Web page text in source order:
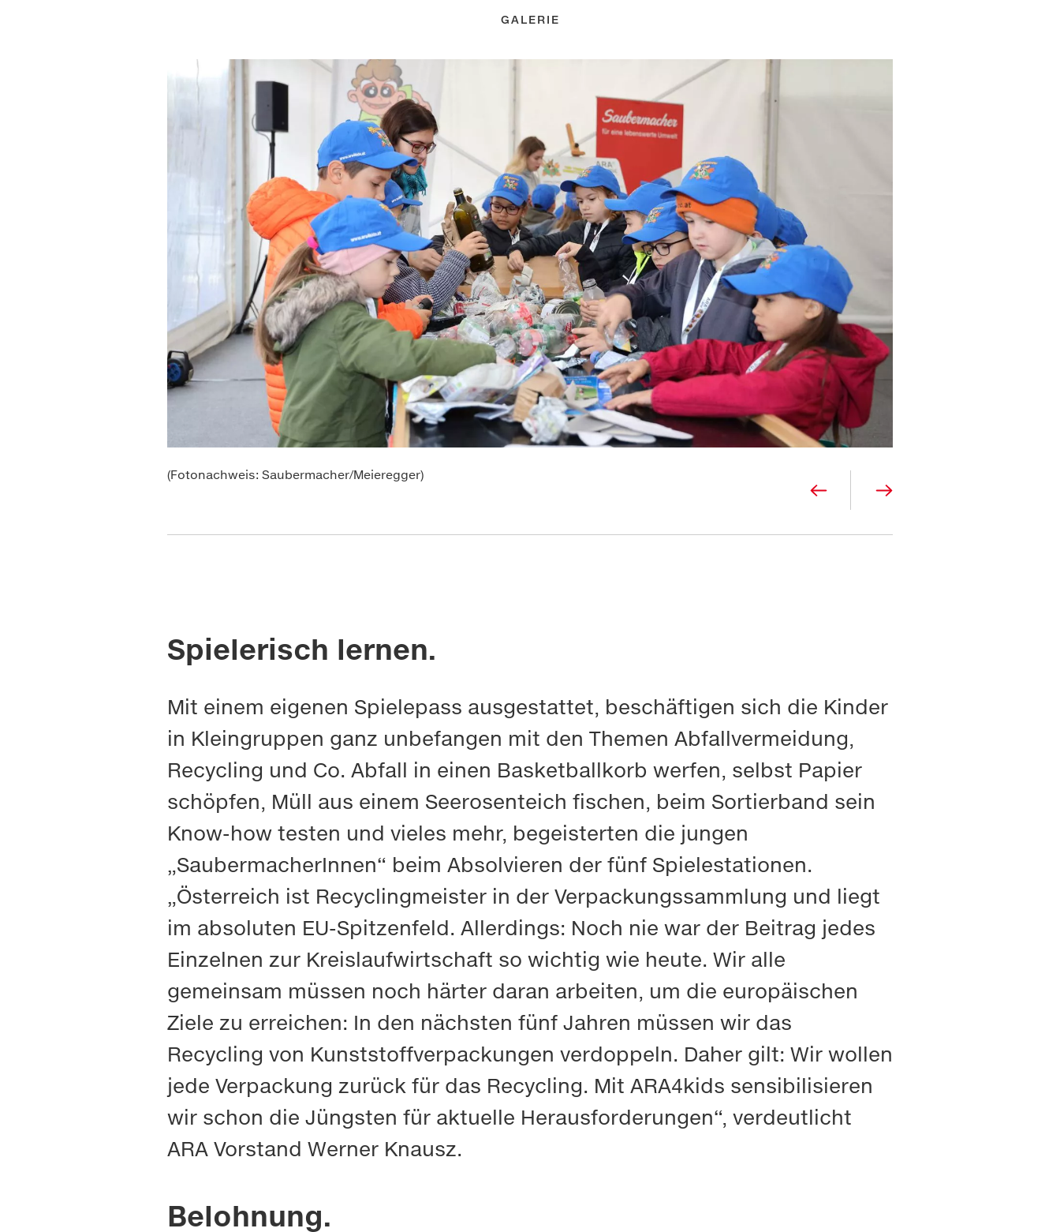
Details
Wir verwenden Cookies und externe Dienste
Wir verwenden auf unserer Website Cookies und ähnliche Technologien von Drittanbietern zur Verarbeitung von
personenbezogenen Daten (z.B.: IP-Adressen). Einige von ihnen sind notwendig für den Betrieb der Website, während
andere uns helfen, diese Website und Ihre Erfahrung zu verbessern.
Bei Auswahl der Schaltfläche„Alle zulassen"
stimmen Sie der Verwendung aller Cookies und Dienste, sowohl von
Drittanbietern als auch den eigenen, zu.
In der Registerkarte
„Details“haben Sie die Möglichkeit, selbst zu entscheiden, welche Cookies-Setzung Sie
akzeptieren.
Selbstverständlich können Sie über Consent Button in der linken unteren Ecke die gesetzte Zustimmung jederzeit
widerrufen und Ihre Einstellungen verändern.
Nähere Informationen finden Sie in unsererDatenschutzerklärung. UnserImpressum finden Sie hier.
Einwilligungsauswahl
Notwendig
Präferenzen Statistiken Marketing
Ablehnen Auswahl erlauben Alle zulassen
GALERIE
(Fotonachweis: Saubermacher/Meieregger)
Spielerisch lernen.
Mit einem eigenen Spielepass ausgestattet, beschäftigen sich die Kinder
in Kleingruppen ganz unbefangen mit den Themen Abfallvermeidung,
Recycling und Co. Abfall in einen Basketballkorb werfen, selbst Papier
schöpfen, Müll aus einem Seerosenteich fischen, beim Sortierband sein
Know-how testen und vieles mehr, begeisterten die jungen
„SaubermacherInnen“ beim Absolvieren der fünf Spielestationen.
„Österreich ist Recyclingmeister in der Verpackungssammlung und liegt
im absoluten EU-Spitzenfeld. Allerdings: Noch nie war der Beitrag jedes
Einzelnen zur Kreislaufwirtschaft so wichtig wie heute. Wir alle
gemeinsam müssen noch härter daran arbeiten, um die europäischen
Ziele zu erreichen: In den nächsten fünf Jahren müssen wir das
Recycling von Kunststoffverpackungen verdoppeln. Daher gilt: Wir wollen
jede Verpackung zurück für das Recycling. Mit ARA4kids sensibilisieren
wir schon die Jüngsten für aktuelle Herausforderungen“, verdeutlicht
ARA Vorstand Werner Knausz.
Belohnung.